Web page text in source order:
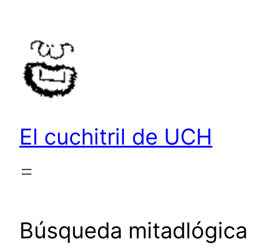
contenido
El cuchitril de UCH
Búsqueda mitadlógica